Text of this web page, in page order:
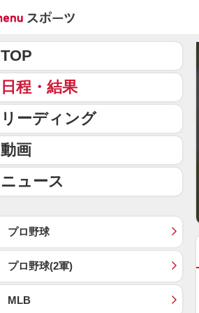
TOP
日程・結果
リーディング
動画
ニュース
プロ野球
プロ野球(2軍)
MLB